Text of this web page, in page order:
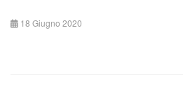
18 Giugno 2020